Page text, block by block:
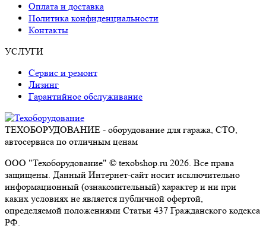
opens
new
opens
new
opens
new
opens
new
Оплата и доставка
Политика конфиденциальности
Контакты
УСЛУГИ
Сервис и ремонт
Лизинг
Гарантийное обслуживание
ТЕХОБОРУДОВАНИЕ - оборудование для гаража, СТО,
автосервиса по отличным ценам
ООО "Техоборудование" © texobshop.ru 2026. Все права
защищены. Данный Интернет-сайт носит исключительно
информационный (ознакомительный) характер и ни при
каких условиях не является публичной офертой,
определяемой положениями Статьи 437 Гражданского кодекса
РФ.